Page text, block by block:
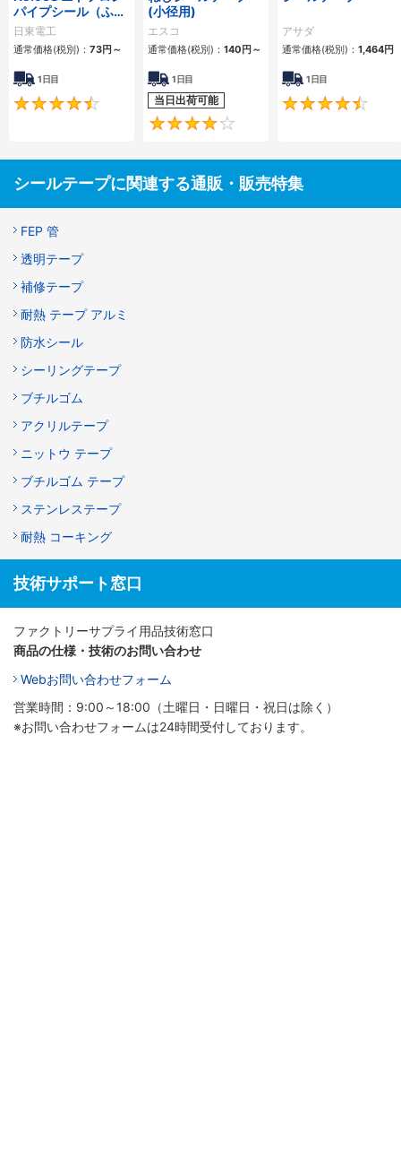
パイプシール（ふっ
素樹脂製品）
日東電工
通常価格(税別)： 73円～
1日目
4.6
(小径用)
エスコ
通常価格(税別)： 140円～
1日目
当日出荷可能
アサダ
通常価格(税別)： 1,464円
1日目
シールテープに関連する通販・販売特集
FEP 管
透明テープ
補修テープ
耐熱 テープ アルミ
防水シール
シーリングテープ
ブチルゴム
アクリルテープ
ニットウ テープ
ブチルゴム テープ
ステンレステープ
耐熱 コーキング
技術サポート窓口
ファクトリーサプライ用品技術窓口
商品の仕様・技術のお問い合わせ
Webお問い合わせフォーム
営業時間：9:00～18:00（土曜日・日曜日・祝日は除く）
※お問い合わせフォームは24時間受付しております。